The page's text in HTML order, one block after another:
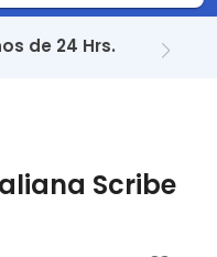
de 24 Hrs.
Scribe